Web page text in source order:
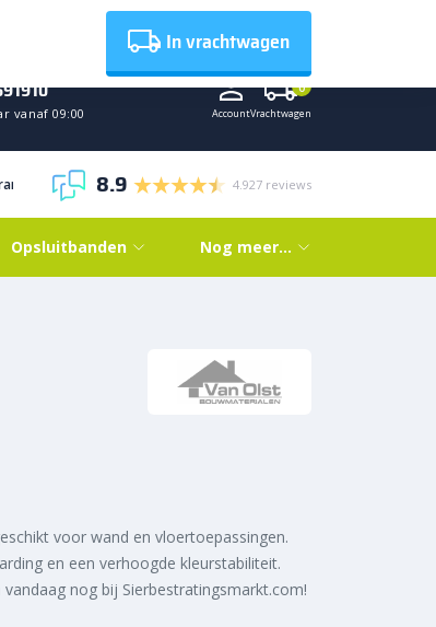
vanaf 09:00 AccountVrachtwagen
0
8.9 4.927 reviews
Opsluitbanden Nog meer…
voor wand en vloertoepassingen.
en een verhoogde kleurstabiliteit.
nog bij Sierbestratingsmarkt.com!
In vrachtwagen